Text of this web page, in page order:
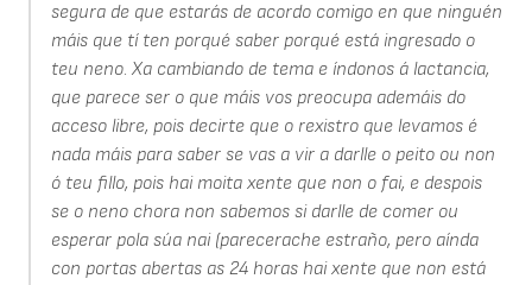
segura de que estarás de acordo comigo en que ninguén
máis que tí ten porqué saber porqué está ingresado o
teu neno. Xa cambiando de tema e índonos á lactancia,
que parece ser o que máis vos preocupa ademáis do
acceso libre, pois decirte que o rexistro que levamos é
nada máis para saber se vas a vir a darlle o peito ou non
ó teu fillo, pois hai moita xente que non o fai, e despois
se o neno chora non sabemos si darlle de comer ou
esperar pola súa nai (parecerache estraño, pero aínda
con portas abertas as 24 horas hai xente que non está